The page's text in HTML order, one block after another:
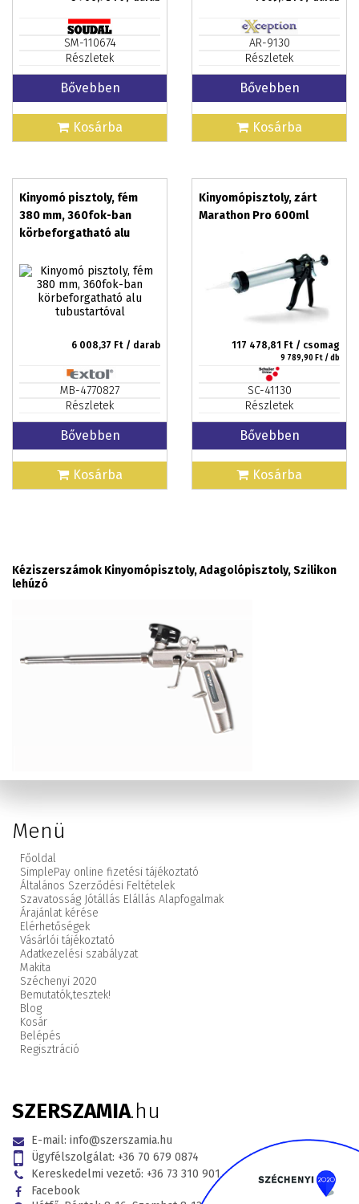
SM-110674
Részletek
Bővebben
Kosárba
AR-9130
Részletek
Bővebben
Kosárba
Kinyomó pisztoly, fém
380 mm, 360fok-ban
körbeforgatható alu
6 008,37 Ft / darab
MB-4770827
Részletek
Bővebben
Kosárba
Kinyomópisztoly, zárt
Marathon Pro 600ml
117 478,81 Ft / csomag
9 789,90 Ft / db
SC-41130
Részletek
Bővebben
Kosárba
Kéziszerszámok Kinyomópisztoly, Adagolópisztoly, Szilikon
lehúzó
Menü
Főoldal
SimplePay online fizetési tájékoztató
Általános Szerződési Feltételek
Szavatosság Jótállás Elállás Alapfogalmak
Árajánlat kérése
Elérhetőségek
Vásárlói tájékoztató
Adatkezelési szabályzat
Makita
Széchenyi 2020
Bemutatók,tesztek!
Blog
Kosár
Belépés
Regisztráció
SZERSZAMIA.hu
E-mail: info@szerszamia.hu
Ügyfélszolgálat: +36 70 679 0874
Kereskedelmi vezető: +36 73 310 901
Facebook